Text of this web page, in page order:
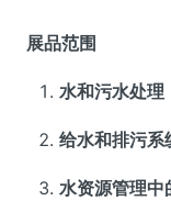
展品范围
水和污水处理
给水和排污系
水资源管理中